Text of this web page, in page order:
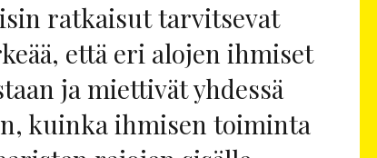
ratkaisut tarvitsevat
että eri alojen ihmiset
ja miettivät yhdessä
kuinka ihmisen toiminta